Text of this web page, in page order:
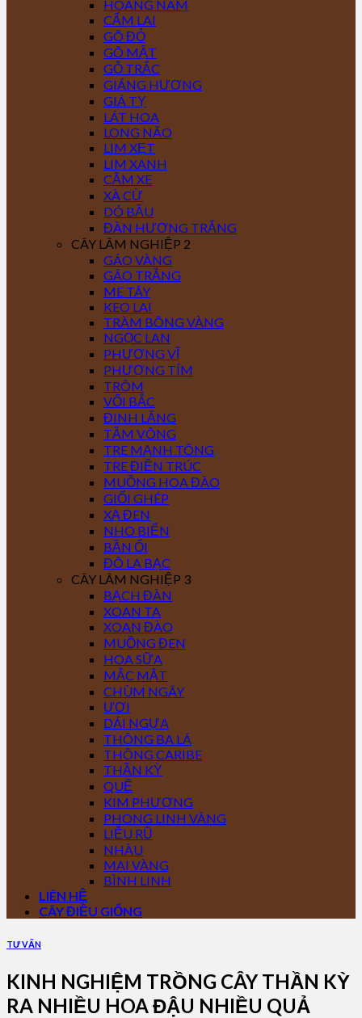
HOÀNG NAM
CẨM LAI
GÕ ĐỎ
GÕ MẬT
GỖ TRẮC
GIÁNG HƯƠNG
GIÁ TỴ
LÁT HOA
LONG NÃO
LIM XẸT
LIM XANH
CĂM XE
XÀ CỪ
DÓ BẦU
ĐÀN HƯƠNG TRẮNG
CÂY LÂM NGHIỆP 2
GÁO VÀNG
GÁO TRẮNG
ME TÂY
KEO LAI
TRÀM BÔNG VÀNG
NGỌC LAN
PHƯỢNG VĨ
PHƯỢNG TÍM
TRÔM
VỐI BẮC
ĐINH LĂNG
TẦM VÔNG
TRE MẠNH TÔNG
TRE ĐIỀN TRÚC
MUỒNG HOA ĐÀO
GIỔI GHÉP
XẠ ĐEN
NHO BIỂN
BẦN ỔI
ĐÔ LA BẠC
CÂY LÂM NGHIỆP 3
BẠCH ĐÀN
XOAN TA
XOAN ĐÀO
MUỒNG ĐEN
HOA SỮA
MẮC MẬT
CHÙM NGÂY
ƯƠI
DÁI NGỰA
THÔNG BA LÁ
THÔNG CARIBE
THẦN KỲ
QUẾ
KIM PHƯỢNG
PHONG LINH VÀNG
LIỄU RŨ
NHÀU
MAI VÀNG
BÌNH LINH
LIÊN HỆ
CÂY ĐIỀU GIỐNG
TƯ VẤN
KINH NGHIỆM TRỒNG CÂY THẦN KỲ
RA NHIỀU HOA ĐẬU NHIỀU QUẢ